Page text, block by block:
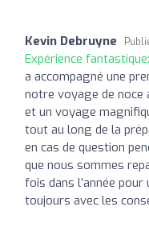
Kevin Debruyne
Expérience fantastique:
a accompagné une
notre voyage de noce
et un voyage
tout au long de la
en cas de question
que nous sommes
fois dans l’année
toujours avec les